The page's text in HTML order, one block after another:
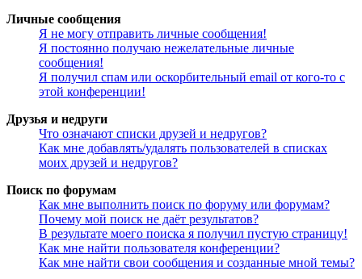
Личные сообщения
Я не могу отправить личные сообщения!
Я постоянно получаю нежелательные личные
сообщения!
Я получил спам или оскорбительный email от кого-то с
этой конференции!
Друзья и недруги
Что означают списки друзей и недругов?
Как мне добавлять/удалять пользователей в списках
моих друзей и недругов?
Поиск по форумам
Как мне выполнить поиск по форуму или форумам?
Почему мой поиск не даёт результатов?
В результате моего поиска я получил пустую страницу!
Как мне найти пользователя конференции?
Как мне найти свои сообщения и созданные мной темы?